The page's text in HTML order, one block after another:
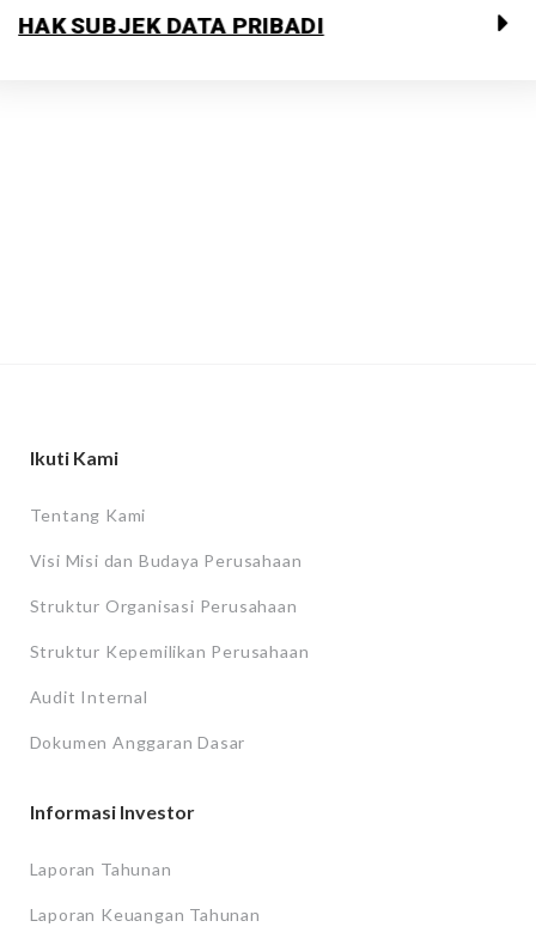
HAK SUBJEK DATA PRIBADI
Ikuti Kami
Tentang Kami
Visi Misi dan Budaya Perusahaan
Struktur Organisasi Perusahaan
Struktur Kepemilikan Perusahaan
Audit Internal
Dokumen Anggaran Dasar
Informasi Investor
Laporan Tahunan
Laporan Keuangan Tahunan